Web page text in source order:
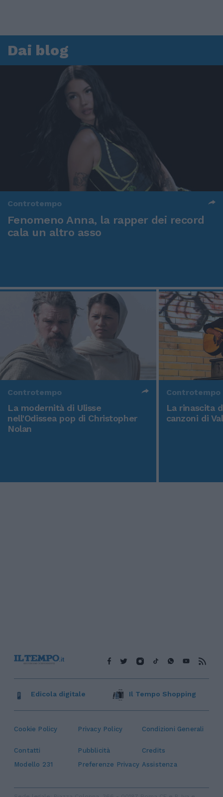
Dai blog
Controtempo
Fenomeno Anna, la rapper dei record
cala un altro asso
Controtempo
La modernità di Ulisse
nell'Odissea pop di Christopher
Nolan
Controtempo
La rinascita
canzoni di
Cookie Policy Privacy Policy Condizioni Generali
Contatti Pubblicità
Credits
Modello 231
Preferenze Privacy Assistenza
Edicola digitale Il Tempo Shopping